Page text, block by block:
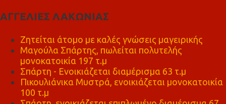
ΑΓΓΕΛΙΕΣ ΛΑΚΩΝΙΑΣ
Ζητείται άτομο με καλές γνώσεις μαγειρικής
Μαγούλα Σπάρτης, πωλείται πολυτελής
μονοκατοικία 197 τ.μ
Σπάρτη - Ενοικιάζεται διαμέρισμα 63 τ.μ
Πικουλιάνικα Μυστρά, ενοικιάζεται μονοκατοικία
100 τ.μ